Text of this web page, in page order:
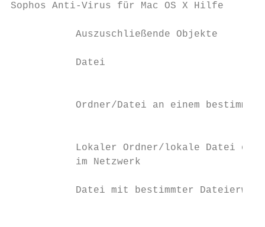
Sophos Anti-Virus für Mac OS X Hilfe
Auszuschließende Objekte
Datei
Ordner/Datei an einem
Lokaler Ordner/lokale Datei
im Netzwerk
Datei mit bestimmter